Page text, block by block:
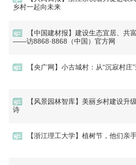
乡村一起向未来
【中国建材报】建设生态宜居、共
——访8868·8868（中国）官方网
【央广网】小古城村：从“沉寂村庄
【风景园林智库】美丽乡村建设升
诗
【浙江理工大学】植树节，他们亲